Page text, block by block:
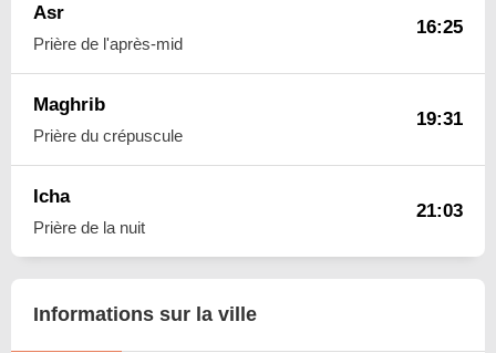
Asr
Prière de l'après-mid
16:25
Maghrib
Prière du crépuscule
19:31
Icha
Prière de la nuit
21:03
Informations sur la ville